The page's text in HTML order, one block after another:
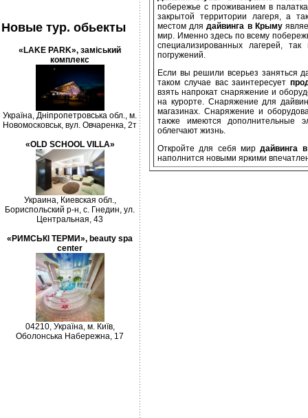
Новые тур. обьекты
«LAKE PARK», заміський
комплекс
Україна, Дніпропетровська обл., м.
Новомосковськ, вул. Овчаренка, 2т
«OLD SCHOOL VILLA»
Украина, Киевская обл.,
Бориспольский р-н, с. Гнедин, ул.
Центральная, 43
«РИМСЬКІ ТЕРМИ», beauty spa
center
04210, Україна, м. Київ,
Оболонська Набережна, 17
побережье с проживанием в
закрытой территории лагеря, а
местом длядайвинга в Крыму
мир. Именно здесь по всему
специализированных лагерей,
погружений.
Если вы решили всерьез заняться
таком случае вас заинтересует
взять напрокат снаряжение и
на курорте. Снаряжение для
магазинах. Снаряжение и
также имеются дополнительные
облегчают жизнь.
Откройте для себя мирдайвинга
наполнится новыми яркими